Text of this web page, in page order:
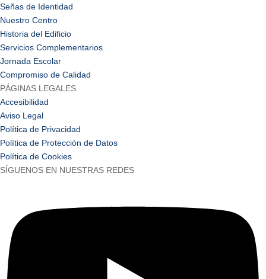
Señas de Identidad
Nuestro Centro
Historia del Edificio
Servicios Complementarios
Jornada Escolar
Compromiso de Calidad
PÁGINAS LEGALES
Accesibilidad
Aviso Legal
Política de Privacidad
Política de Protección de Datos
Política de Cookies
SÍGUENOS EN NUESTRAS REDES